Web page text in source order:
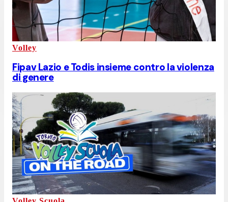
Volley
Fipav Lazio e Todis insieme contro la violenza
di genere